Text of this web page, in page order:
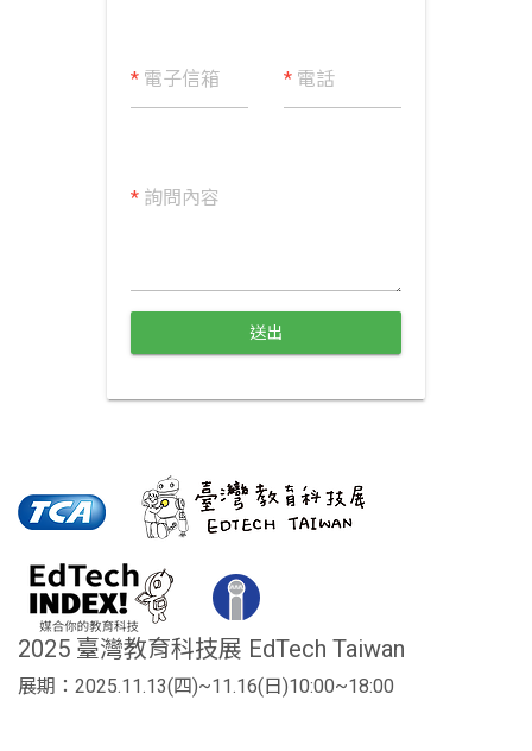
*電子信箱 * 電話
*詢問內容
送出
2025 臺灣教育科技展 EdTech Taiwan
展期：2025.11.13(四)~11.16(日)10:00~18:00